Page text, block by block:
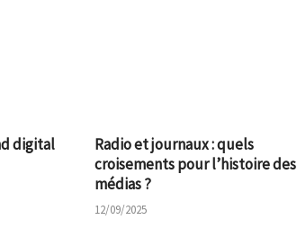
digital
Radio et journaux : quels
croisements pour l’histoire des
médias ?
12/09/2025